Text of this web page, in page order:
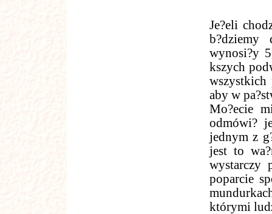
Je?eli
b?dziemy
wynosi?y
kszych
wszystkich
aby w
Mo?ecie
odmówi?
jednym z
jest to
wystarczy
poparcie
którymi